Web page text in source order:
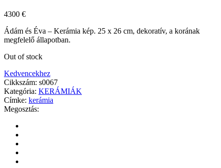
4300 €
Ádám és Éva – Kerámia kép. 25 x 26 cm, dekoratív, a korának
megfelelő állapotban.
Out of stock
Kedvencekhez
Cikkszám: s0067
Kategória: KERÁMIÁK
Címke: kerámia
Megosztás: